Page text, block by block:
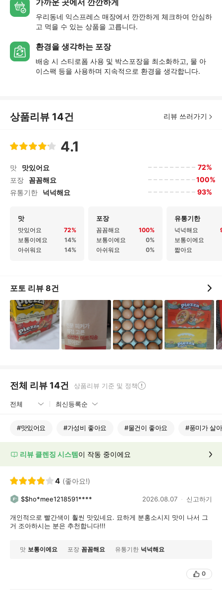
우리동네 익스프레스 매장에서 깐깐하게 체크하여 안심하
고 먹을 수 있는 상품을 고릅니다.
환경을 생각하는 포장
배송 시 스티로폼 사용 및 박스포장을 최소화하고, 물 아
이스팩 등을 사용하며 지속적으로 환경을 생각합니다.
상품리뷰 14건 리뷰 쓰러가기
4.1
맛 맛있어요
72%
포장
꼼꼼해요
100%
유통기한
넉넉해요 93%
맛
맛있어요
72%
보통이에요
14%
아쉬워요
14%
포장
꼼꼼해요
100%
보통이에요
0%
아쉬워요
0%
유통기한
넉넉해요
보통이에요
짧아요
포토 리뷰 8건
전체 리뷰 14건 상품리뷰 기준 및 정책
#맛있어요 #가성비 좋아요 #물건이 좋아요 #풍미가 살
리뷰 클렌징 시스템이 작동 중이에요
4 (좋아요!)
$$ho*mee1218591**** 2026.08.07 신고하기
개인적으로 빨간색이 훨씬 맛있네요. 묘하게 분홍소시지 맛이 나서 그
거 조아하시는 분은 추천합니다!!!
맛 보통이에요 포장 꼼꼼해요 유통기한 넉넉해요
0